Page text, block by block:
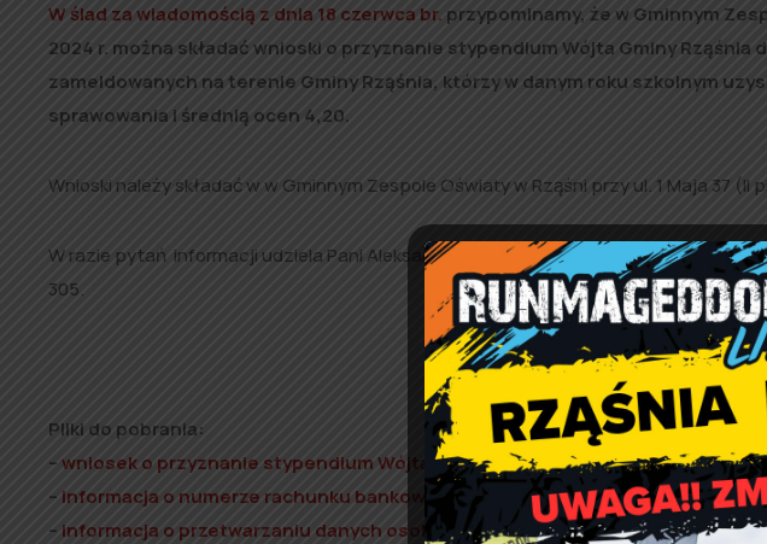
W ślad za wiadomością z dnia 18 czerwca br. przypominamy, że w Gminnym
2024 r. można składać wnioski o przyznanie stypendium Wójta Gminy
zameldowanych na terenie Gminy Rząśnia, którzy w danym roku szkolnym
sprawowania i średnią ocen 4,20.
Wnioski należy składać w w Gminnym Zespole Oświaty w Rząśni przy ul. 1 Maja 37 (II
W razie pytań informacji udziela Pani Aleksandra Pęciak – pracownik Gminnego
305.
Pliki do pobrania:
–wniosek o przyznanie stypendium Wójta Gminy Rząśnia,
– informacja o numerze rachunku bankowego,
– informacja o przetwarzaniu danych osobowych oraz zgoda na wykorzystanie